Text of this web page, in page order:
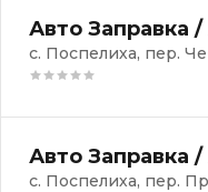
Авто Заправка
с. Поспелиха, пер.
Авто Заправка
с. Поспелиха, пер.